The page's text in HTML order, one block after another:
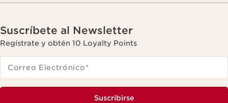
Suscríbete al Newsletter
Regístrate y obtén 10 Loyalty Points
Correo Electrónico*
Suscribirse